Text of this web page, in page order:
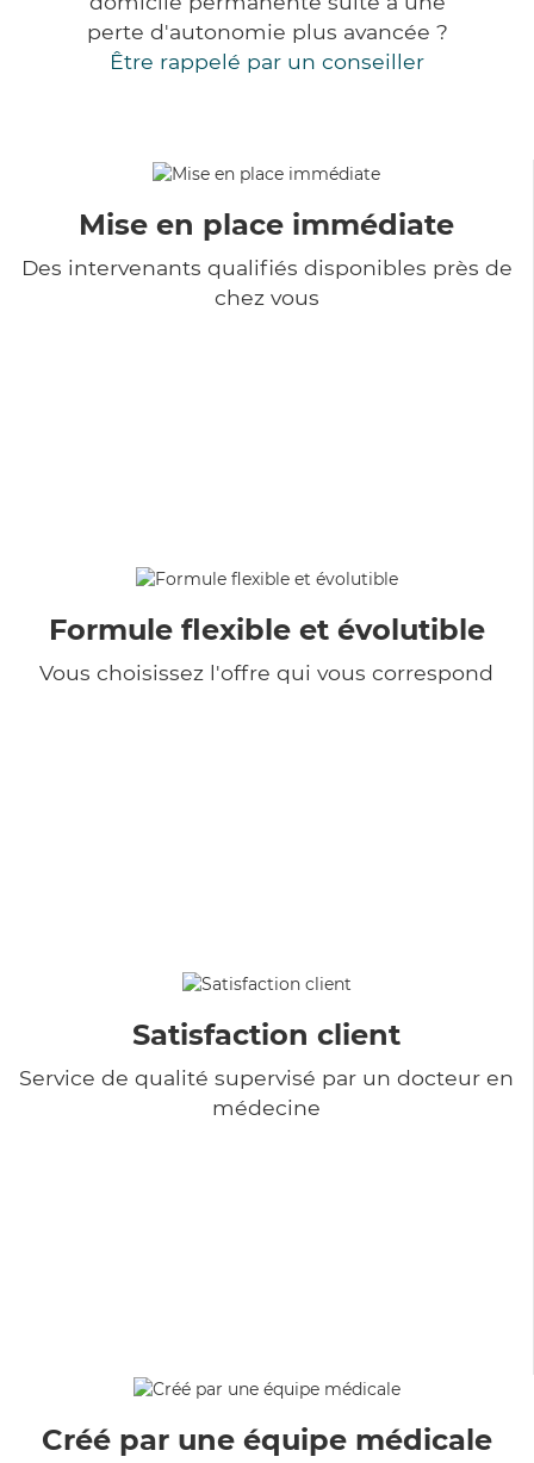
perte d'autonomie plus avancée ?
Être rappelé par un conseiller
Mise en place immédiate
Des intervenants qualifiés disponibles près de
chez vous
Formule flexible et évolutible
Vous choisissez l'offre qui vous correspond
Satisfaction client
Service de qualité supervisé par un docteur en
médecine
Créé par une équipe médicale